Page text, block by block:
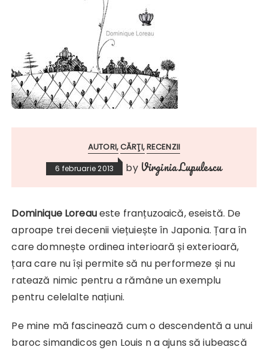
AUTORI CĂRŢI RECENZII
6 februarie 2013 by Virginia Lupulescu
Dominique Loreaueste franțuzoaică, eseistă. De
aproape trei decenii viețuiește în Japonia. Țara în
care domnește ordinea interioară și exterioară,
țara care nu își permite să nu performeze și nu
ratează nimic pentru a rămâne un exemplu
pentru celelalte națiuni.
Pe mine mă fascinează cum o descendentă a unui
baroc simandicos gen Louis n a ajuns să iubească